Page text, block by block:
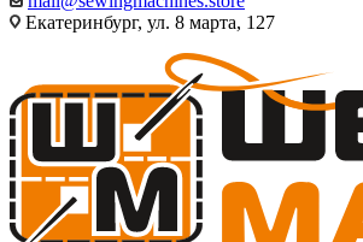
Екатеринбург, ул. 8 марта, 127